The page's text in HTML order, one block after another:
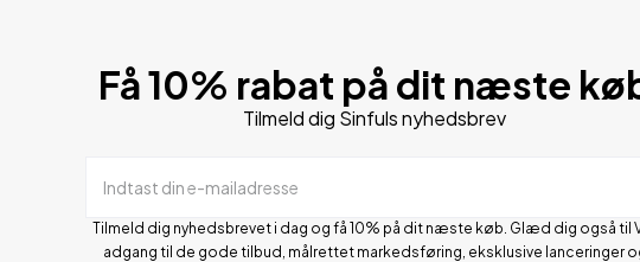
Få 10% rabat på dit næste
Tilmeld dig Sinfuls nyhedsbrev
Indtast din e-mailadresse
Tilmeld dig nyhedsbrevet i dag og få 10% på dit næste køb. Glæd dig også til
adgang til de gode tilbud, målrettet markedsføring, eksklusive lanceringer